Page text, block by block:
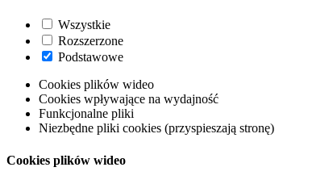
Wszystkie
Rozszerzone
Podstawowe
Cookies plików wideo
Cookies wpływające na wydajność
Funkcjonalne pliki
Niezbędne pliki cookies (przyspieszają stronę)
Cookies plików wideo